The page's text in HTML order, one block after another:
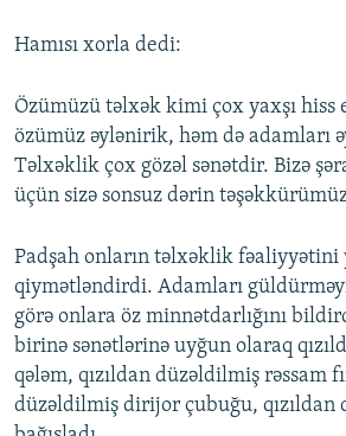
Hamısı xorla dedi:
Özümüzü təlxək kimi çox yaxşı hiss
özümüz əylənirik, həm də adamları
Təlxəklik çox gözəl sənətdir. Bizə
üçün sizə sonsuz dərin
Padşah onların təlxəklik fəaliyyətini
qiymətləndirdi. Adamları
görə onlara öz minnətdarlığını
birinə sənətlərinə uyğun olaraq
qələm, qızıldan düzəldilmiş rəssam
düzəldilmiş dirijor çubuğu, qızıldan